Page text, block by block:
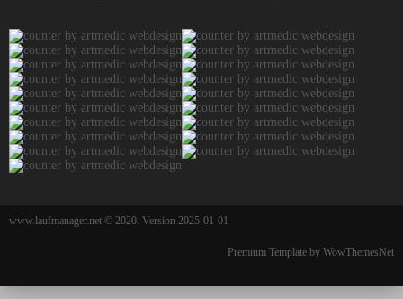
www.laufmanager.net © 2020. Version 2025-01-01
Premium Template by WowThemesNet